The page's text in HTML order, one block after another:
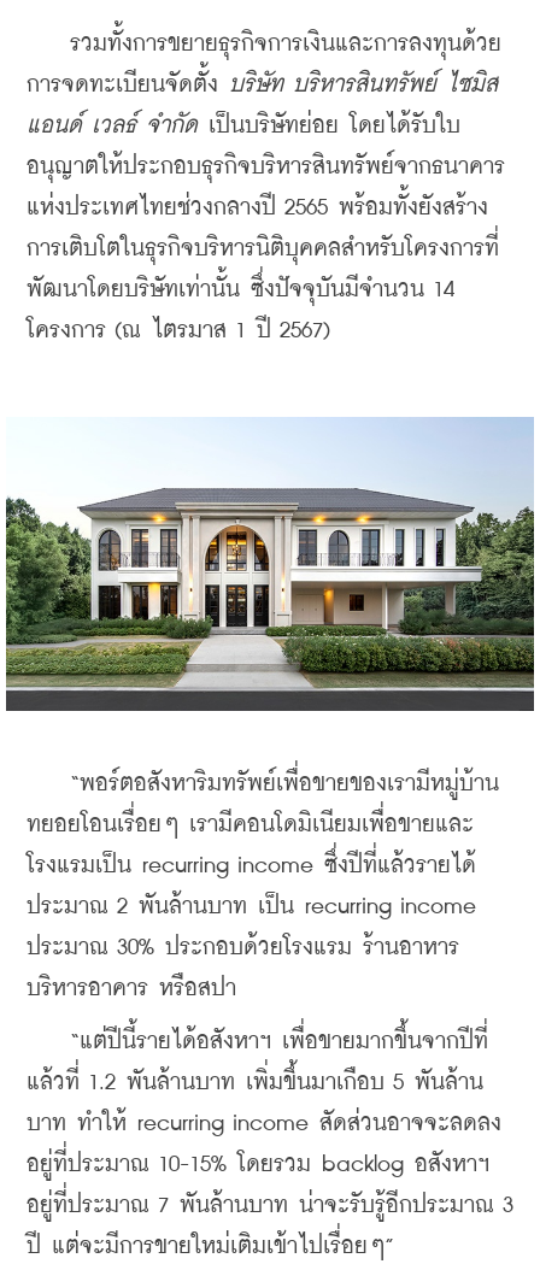
รวมทั้งการขยายธุรกิจการเงินและการลงทุนด้วย
การจดทะเบียนจัดตั้ง บริษัท บริหารสินทรัพย์ ไซมิส
แอนด์ เวลธ์ จำกัด เป็นบริษัทย่อย โดยได้รับใบ
อนุญาตให้ประกอบธุรกิจบริหารสินทรัพย์จากธนาคาร
แห่งประเทศไทยช่วงกลางปี 2565 พร้อมทั้งยังสร้าง
การเติบโตในธุรกิจบริหารนิติบุคคลสำหรับโครงการที่
พัฒนาโดยบริษัทเท่านั้น ซึ่งปัจจุบันมีจำนวน 14
โครงการ (ณ ไตรมาส 1 ปี 2567)
“พอร์ตอสังหาริมทรัพย์เพื่อขายของเรามีหมู่บ้าน
ทยอยโอนเรื่อยๆ เรามีคอนโดมิเนียมเพื่อขายและ
โรงแรมเป็น recurring income ซึ่งปีที่แล้วรายได้
ประมาณ 2 พันล้านบาท เป็น recurring income
ประมาณ 30% ประกอบด้วยโรงแรม ร้านอาหาร
บริหารอาคาร หรือสปา
“แต่ปีนี้รายได้อสังหาฯ เพื่อขายมากขึ้นจากปีที่
แล้วที่ 1.2 พันล้านบาท เพิ่มขึ้นมาเกือบ 5 พันล้าน
บาท ทำให้ recurring income สัดส่วนอาจจะลดลง
อยู่ที่ประมาณ 10-15% โดยรวม backlog อสังหาฯ
อยู่ที่ประมาณ 7 พันล้านบาท น่าจะรับรู้อีกประมาณ 3
ปี แต่จะมีการขายใหม่เติมเข้าไปเรื่อยๆ”